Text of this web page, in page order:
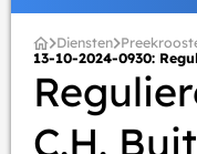
Diensten
13-10-2024-0930:
C.H.